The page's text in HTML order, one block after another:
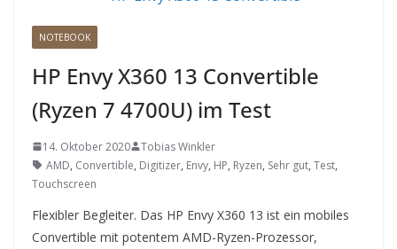
NOTEBOOK
HP Envy X360 13 Convertible
(Ryzen 7 4700U) im Test
14. Oktober 2020
Tobias Winkler
AMD, Convertible, Digitizer, Envy, HP, Ryzen, Sehr gut, Test,
Touchscreen
Flexibler Begleiter. Das HP Envy X360 13 ist ein mobiles
Convertible mit potentem AMD-Ryzen-Prozessor,